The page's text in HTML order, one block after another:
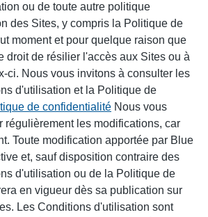
ou de toute autre politique
des Sites, y compris la Politique de
moment et pour quelque raison que
droit de résilier l'accès aux Sites ou à
ci. Nous vous invitons à consulter les
d'utilisation et la Politique de
de confidentialité Nous vous
régulièrement les modifications, car
Toute modification apportée par Blue
et, sauf disposition contraire des
d'utilisation ou de la Politique de
en vigueur dès sa publication sur
Les Conditions d'utilisation sont